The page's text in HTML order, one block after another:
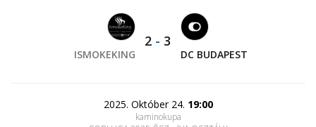
ISMOKEKING
2 - 3
DC BUDAPEST
2025. Október 24. 19:00
kaminokupa